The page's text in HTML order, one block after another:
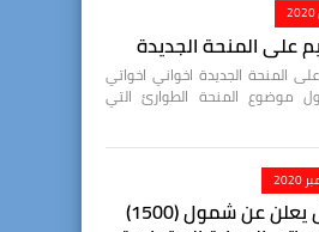
على المنحة الجديدة
المنحة الجديدة اخواني اخواتي
موضوع المنحة الطوارئ التي
وزير العمل يعلن عن شمول (1500)